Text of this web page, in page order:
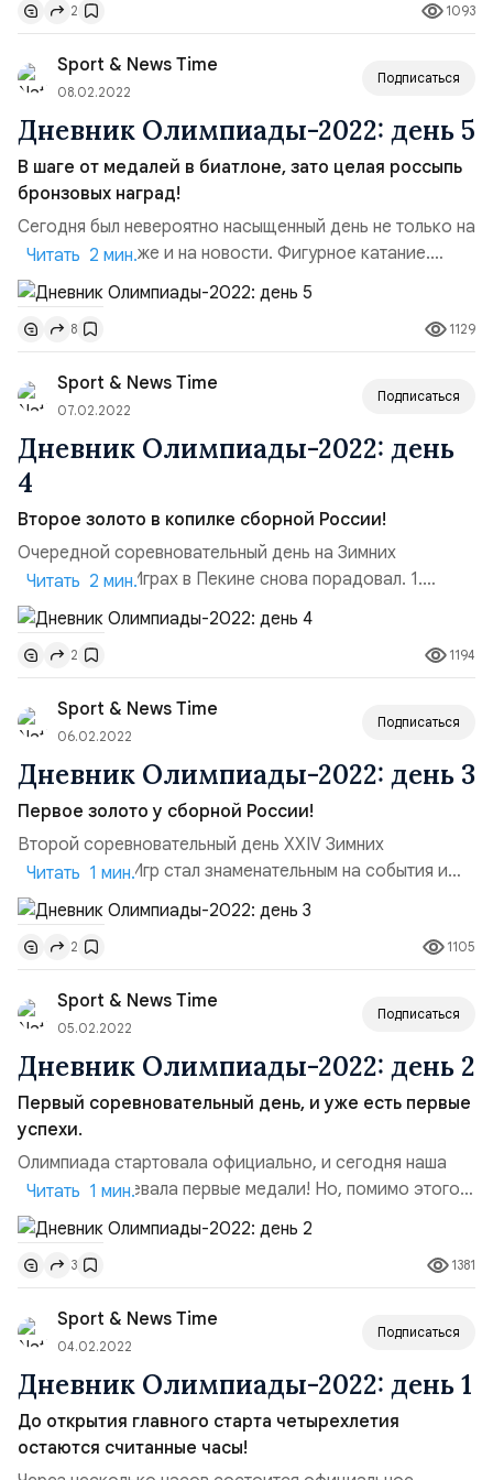
стала критическая статья норвежского журналиста Яна
Петтера Сальтведта после победы Александра
Большунова в скиатлоне.Я объявила бойкот
норвежским СМИ. После сп...
2 1093
Sport & News Time
08.02.2022
Подписаться
Дневник Олимпиады-2022: день 5
В шаге от медалей в биатлоне, зато целая россыпь
бронзовых наград!
Сегодня был невероятно насыщенный день не только на
медали, но также и на новости. Фигурное катание.
Личные соревнования фигуристов стартовали с
короткой программы у мужчин. Американец Натан Чен в
очередной раз показал космическое выступление,
прыгнув четверной флип, тройной аксель и каскад
четверной лутц + тройной тулуп. Он заработал за
прокат 113,97 б...
Читать 2 мин.
8 1129
Sport & News Time
07.02.2022
Подписаться
Дневник Олимпиады-2022: день
4
Второе золото в копилке сборной России!
Очередной соревновательный день на Зимних
Олимпийских Играх в Пекине снова порадовал. 1.
Командные соревнования фигуристов. Заключительные
виды командного турнира открывали спортивные пары.
Анастасия Мишина и Александр Галлямов набрали
145.2 балла, несмотря на падение. После них выступали
Никита Кацалапов и Виктория Синицина. Они шикарно
откатали програ...
Читать 2 мин.
2 1194
Sport & News Time
06.02.2022
Подписаться
Дневник Олимпиады-2022: день 3
Первое золото у сборной России!
Второй соревновательный день XXIV Зимних
Олимпийских Игр стал знаменательным на события и
медали. 1. Командные соревнования фигуристов.
Камила Валиева чисто откатала короткую программу,
заработав 90.18 баллов за прокат, принеся команде
важные 10 баллов. Ее ближайшая преследовательница,
японка Хигути Вакаба, за прокат получила всего лишь
74.73 балла.&nbs...
Читать 1 мин.
2 1105
Sport & News Time
05.02.2022
Подписаться
Дневник Олимпиады-2022: день 2
Первый соревновательный день, и уже есть первые
успехи.
Олимпиада стартовала официально, и сегодня наша
команда завоевала первые медали! Но, помимо этого,
есть и другие хорошие новости. 1. Лыжные гонки. В
женском скиатлоне Наталья Непряева держалась всю
дистанцию предельно близко к своим соперницам, и в
итоге завоевала серебро, став лучшей из нашей
команды. Золото выиграла норвежка Тереза Йохауг.2.
Биатлон. ...
Читать 1 мин.
3 1381
Sport & News Time
04.02.2022
Подписаться
Дневник Олимпиады-2022: день 1
До открытия главного старта четырехлетия
остаются считанные часы!